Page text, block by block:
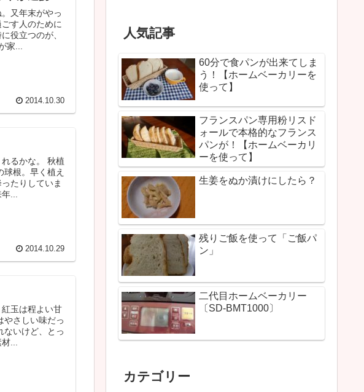
又年末がやっ
す人のために
役立つのが、
家...
2014.10.30
るかな。 秋植
根。早く植え
たりしていま
...
2014.10.29
玉は程よい甘
やさしい味だっ
ないけど、とっ
...
人気記事
60分で食パンが出来てしま
う！【ホームベーカリーを
使って】
フランスパン専用粉リスド
ォールで本格的なフランス
パンが！【ホームベーカリ
ーを使って】
生姜をぬか漬けにしたら？
残りご飯を使って「ご飯パ
ン」
二代目ホームベーカリー
〔SD-BMT1000〕
カテゴリー